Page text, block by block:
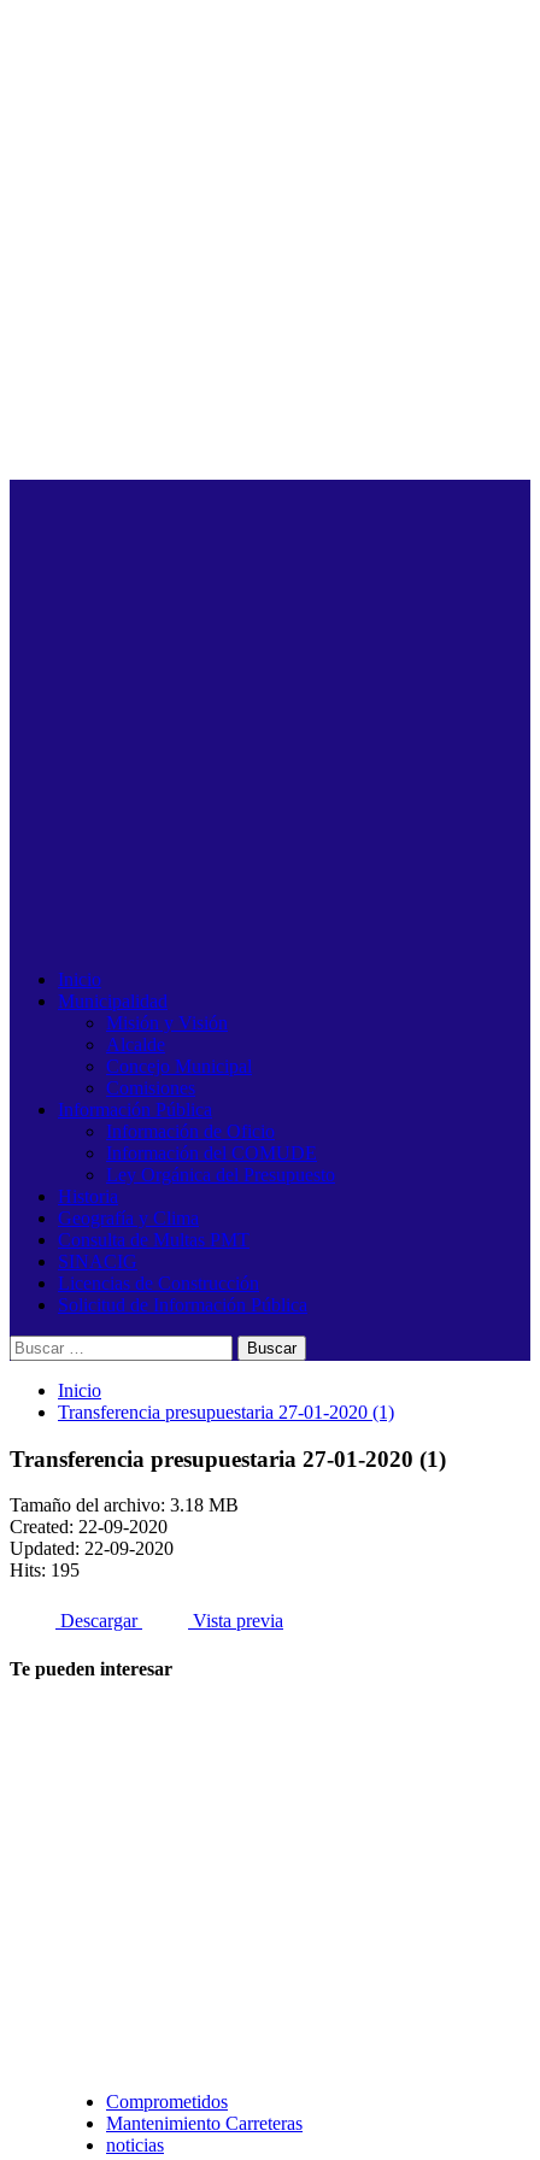
Inicio
Municipalidad
Misión y Visión
Alcalde
Concejo Municipal
Comisiones
Información Pública
Información de Oficio
Información del COMUDE
Ley Orgánica del Presupuesto
Historia
Geografía y Clima
Consulta de Multas PMT
SINACIG
Licencias de Construcción
Solicitud de Información Pública
Buscar:
Inicio
Transferencia presupuestaria 27-01-2020 (1)
Transferencia presupuestaria 27-01-2020 (1)
Tamaño del archivo: 3.18 MB
Created: 22-09-2020
Updated: 22-09-2020
Hits: 195
Descargar Vista previa
Te pueden interesar
Comprometidos
Mantenimiento Carreteras
noticias